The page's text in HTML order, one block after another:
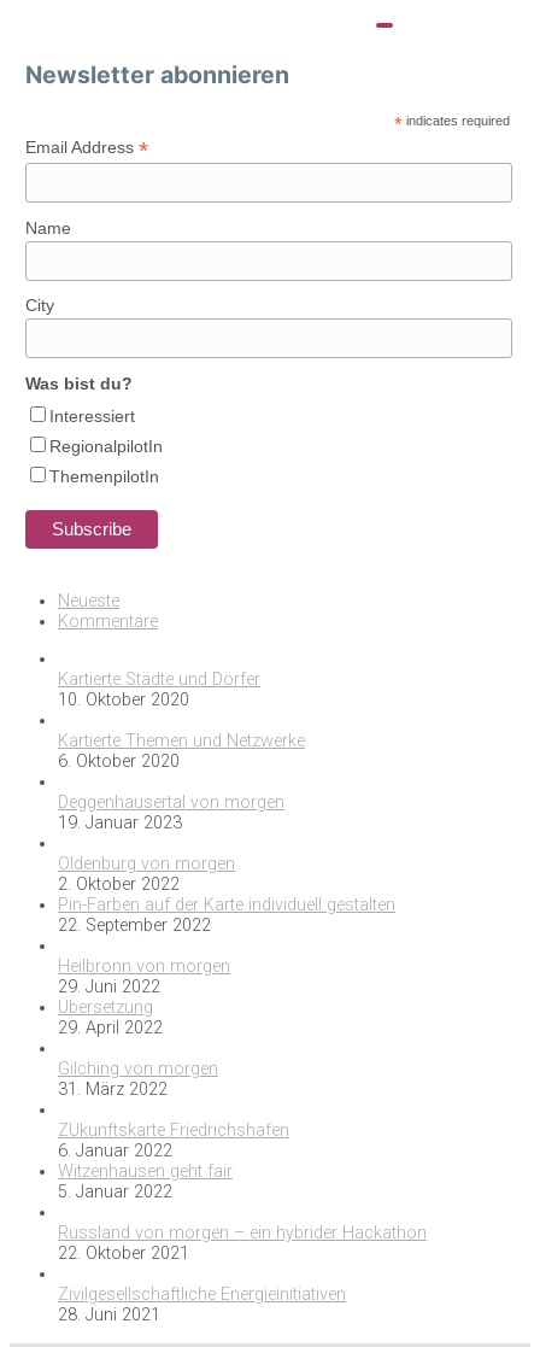
Newsletter abonnieren
* indicates required
Email Address *
Name
City
Was bist du?
Interessiert
RegionalpilotIn
ThemenpilotIn
Neueste
Kommentare
Kartierte Städte und Dörfer
10. Oktober 2020
Kartierte Themen und Netzwerke
6. Oktober 2020
Deggenhausertal von morgen
19. Januar 2023
Oldenburg von morgen
2. Oktober 2022
Pin-Farben auf der Karte individuell gestalten
22. September 2022
Heilbronn von morgen
29. Juni 2022
Übersetzung
29. April 2022
Gilching von morgen
31. März 2022
ZUkunftskarte Friedrichshafen
6. Januar 2022
Witzenhausen geht fair
5. Januar 2022
Russland von morgen – ein hybrider Hackathon
22. Oktober 2021
Zivilgesellschaftliche Energieinitiativen
28. Juni 2021